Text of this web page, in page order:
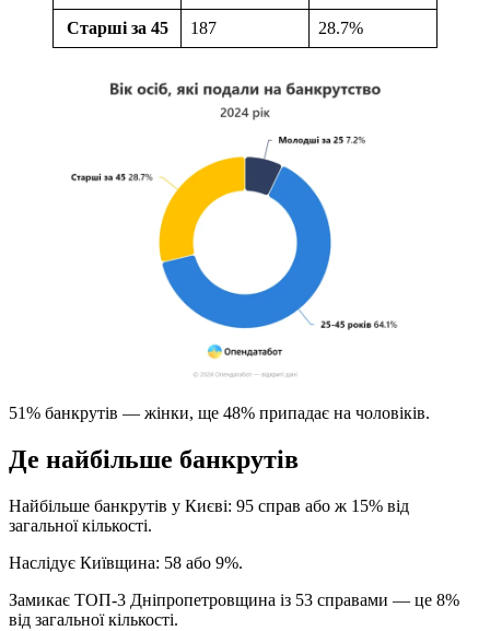
Старші за 45 187 28.7%
51% банкрутів — жінки, ще 48% припадає на чоловіків.
Де найбільше банкрутів
Найбільше банкрутів у Києві: 95 справ або ж 15% від
загальної кількості.
Наслідує Київщина: 58 або 9%.
Замикає ТОП-3 Дніпропетровщина із 53 справами — це 8%
від загальної кількості.